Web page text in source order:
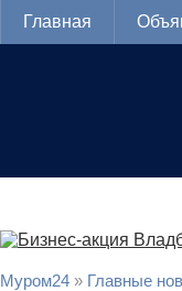
Главная
Муром24 » Главные